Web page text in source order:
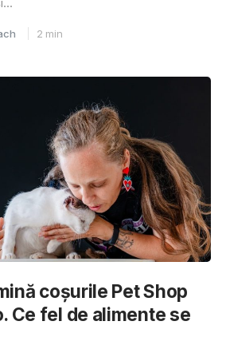
2 min
coșurile Pet Shop
Ce fel de alimente se